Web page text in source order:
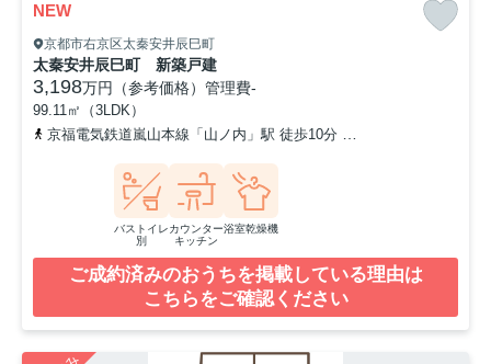
NEW
京都市右京区太秦安井辰巳町
太秦安井辰巳町 新築戸建
3,198万円（参考価格） 管理費-
99.11㎡（3LDK）
京福電気鉄道嵐山本線「山ノ内」駅 徒歩10分
バストイレ
別
カウンター
キッチン
浴室乾燥機
ご成約済みのおうちを掲載している理由は
こちらをご確認ください